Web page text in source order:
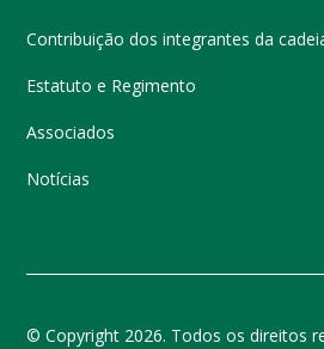
Contribuição dos integrantes da
Estatuto e Regimento
Associados
Notícias
© Copyright 2026. Todos os direitos